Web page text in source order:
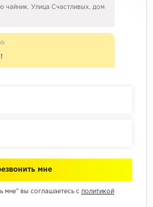
чайник. Улица Счастливых, дом
мне" вы соглашаетесь с политикой